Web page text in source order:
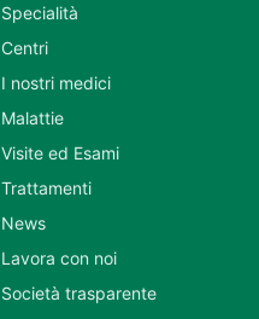
Specialità
Centri
I nostri medici
Malattie
Visite ed Esami
Trattamenti
News
Lavora con noi
Società trasparente